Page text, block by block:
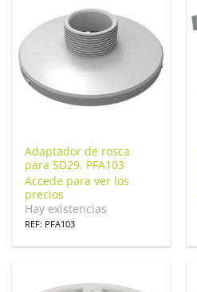
Adaptador de rosca
para SD29. PFA103
Accede para ver los
precios
Hay existencias
REF: PFA103